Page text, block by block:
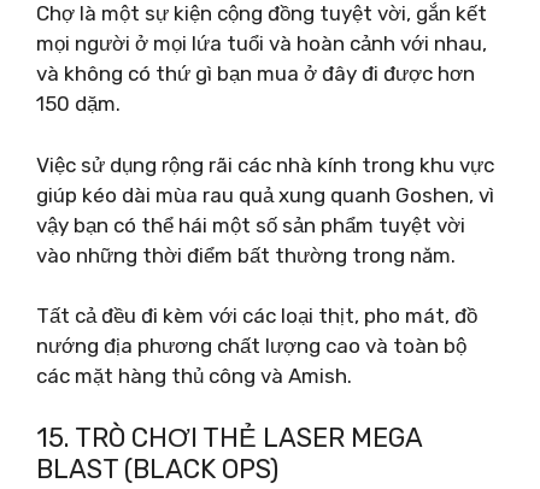
Chợ là một sự kiện cộng đồng tuyệt vời, gắn kết
mọi người ở mọi lứa tuổi và hoàn cảnh với nhau,
và không có thứ gì bạn mua ở đây đi được hơn
150 dặm.
Việc sử dụng rộng rãi các nhà kính trong khu vực
giúp kéo dài mùa rau quả xung quanh Goshen, vì
vậy bạn có thể hái một số sản phẩm tuyệt vời
vào những thời điểm bất thường trong năm.
Tất cả đều đi kèm với các loại thịt, pho mát, đồ
nướng địa phương chất lượng cao và toàn bộ
các mặt hàng thủ công và Amish.
15. TRÒ CHƠI THẺ LASER MEGA
BLAST (BLACK OPS)